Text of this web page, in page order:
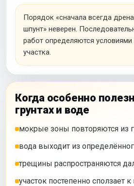
Порядок «сначала всегда
шпунт» неверен.
работ определяются условиями
участка.
Когда особенно
грунтах и воде
мокрые зоны повторяются из
вода выходит из
трещины распространяются
участок постепенно сползает